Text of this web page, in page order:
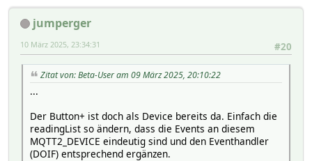
jumperger
#20
10 März 2025, 23:34:31
Zitat von: Beta-User am 09 März 2025, 20:10:22
...
Der Button+ ist doch als Device bereits da. Einfach die
readingList so ändern, dass die Events an diesem
MQTT2_DEVICE eindeutig sind und den Eventhandler
(DOIF) entsprechend ergänzen.